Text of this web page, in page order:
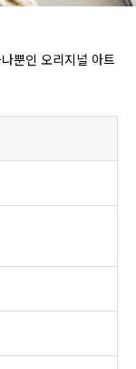
뿐인 오리지널 아트